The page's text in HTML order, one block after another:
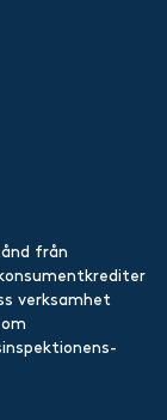
från
verksamhet